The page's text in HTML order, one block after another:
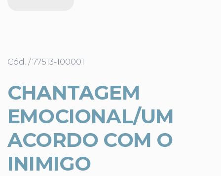
Cód. / 77513-100001
CHANTAGEM
EMOCIONAL/UM
ACORDO COM O
INIMIGO